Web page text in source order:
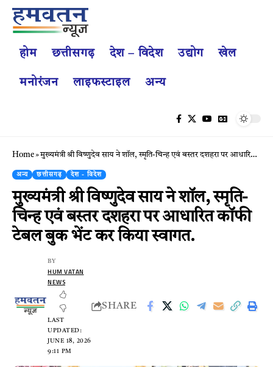
होम छत्तीसगढ़ देश – विदेश उद्योग खेल
मनोरंजन लाइफस्टाइल अन्य
Home»मुख्यमंत्री श्री विष्णुदेव साय ने शॉल, स्मृति-चिन्ह एवं बस्तर दशहरा पर आधारित कॉफी टेबल बुक भेंट कर किया स्वागत.
अन्य छत्तीसगढ़ देश - विदेश
मुख्यमंत्री श्री विष्णुदेव साय ने शॉल, स्मृति-
चिन्ह एवं बस्तर दशहरा पर आधारित कॉफी
टेबल बुक भेंट कर किया स्वागत.
LAST
UPDATED:
JUNE 18, 2026
9:11 PM
BY
HUM VATAN
NEWS
SHARE